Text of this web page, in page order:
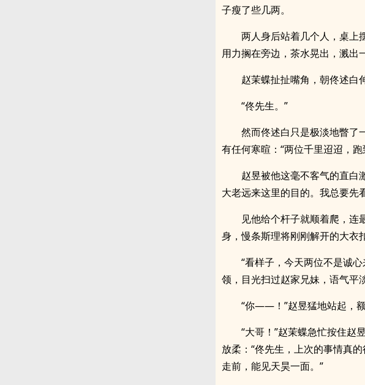
子瘦了些几两。
两人身后站着几个人，桌上
用力搁在旁边，茶水晃出，溅出
赵茉蝶扯扯嘴角，朝佟述白
“佟先生。”
然而佟述白只是极淡地瞥了
有任何寒暄：“两位千里迢迢，
赵昱被他这毫不客气的直白
大老远来这里的目的。我总要先
见他给个杆子就顺着爬，连
身，慢条斯理将刚刚解开的大衣
“看样子，今天两位不是诚
领，目光扫过赵家兄妹，语气平
“你——！”赵昱猛地站起，
“大哥！”赵茉蝶急忙按住赵
放柔：“佟先生，上次的事情真
走前，能见天昊一面。”